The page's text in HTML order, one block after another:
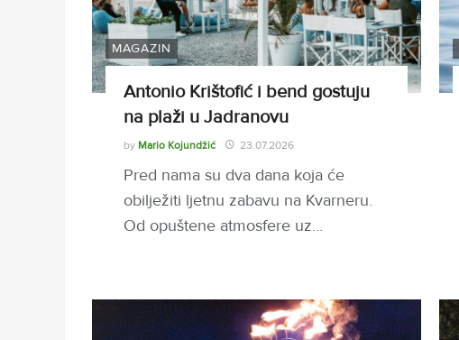
MAGAZIN
Antonio Krištofić i bend gostuju
na plaži u Jadranovu
by Mario Kojundžić 23.07.2026
Pred nama su dva dana koja će
obilježiti ljetnu zabavu na Kvarneru.
Od opuštene atmosfere uz…